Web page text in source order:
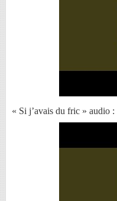
« Si j’avais du fric » audio :